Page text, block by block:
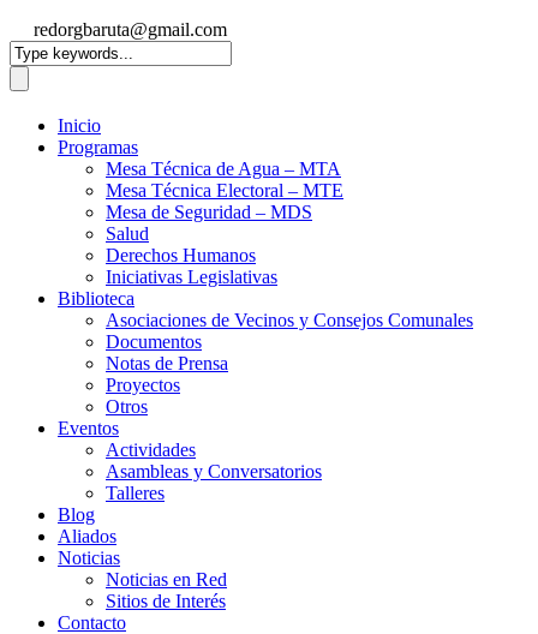
redorgbaruta@gmail.com
Inicio
Programas
Mesa Técnica de Agua – MTA
Mesa Técnica Electoral – MTE
Mesa de Seguridad – MDS
Salud
Derechos Humanos
Iniciativas Legislativas
Biblioteca
Asociaciones de Vecinos y Consejos Comunales
Documentos
Notas de Prensa
Proyectos
Otros
Eventos
Actividades
Asambleas y Conversatorios
Talleres
Blog
Aliados
Noticias
Noticias en Red
Sitios de Interés
Contacto